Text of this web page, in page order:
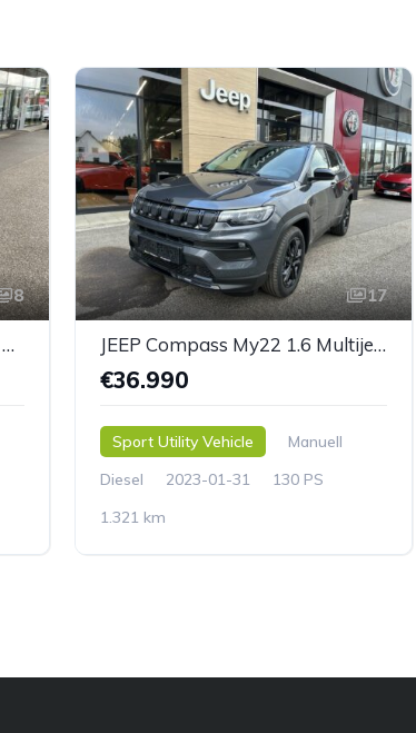
8
JEEP Compass Plug-In Hybrid My23 1.3 Phev At 4xe *AHK*
17
JEEP Compass My22 1.6 Multijet Night Eagle
€36.990
Sport Utility Vehicle
Manuell
Diesel
2023-01-31
130 PS
1.321 km